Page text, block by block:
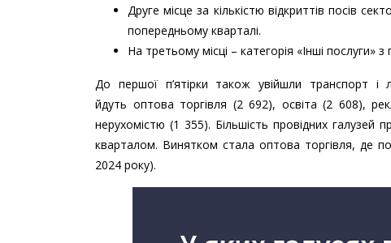
Друге місце за кількістю відкриттів посів
попередньому кварталі.
На третьому місці – категорія «Інші послуги»
До першої п’ятірки також увійшли транспорт
йдуть оптова торгівля (2 692), освіта (2 608),
нерухомістю (1 355). Більшість провідних галузей
кварталом. Винятком стала оптова торгівля, де
2024 року).